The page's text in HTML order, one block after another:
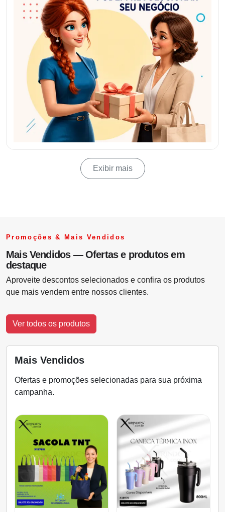
Exibir mais
Promoções & Mais Vendidos
Mais Vendidos — Ofertas e produtos em
destaque
Aproveite descontos selecionados e confira os produtos
que mais vendem entre nossos clientes.
Ver todos os produtos
Mais Vendidos
Ofertas e promoções selecionadas para sua próxima
campanha.